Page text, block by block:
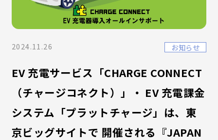
2024.11.26 お知らせ
EV 充電サービス「CHARGE CONNECT
（チャージコネクト）」・ EV 充電課金
システム「プラットチャージ」は、東
京ビッグサイトで 開催される『JAPAN